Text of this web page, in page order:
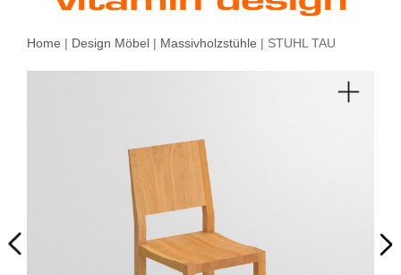
Home | Design Möbel | Massivholzstühle | STUHL TAU